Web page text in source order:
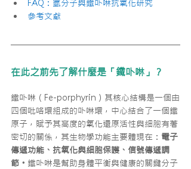
FAQ：氫分子與鐵卟啉抗氧化研究
參考文獻
在此之前先了解什麼是「鐵卟啉」？
鐵卟啉（Fe-porphyrin）其核心結構是一個由
四個吡咯環組成的卟啉環，中心結合了一個鐵
原子，賦予其高度的氧化還原活性與細胞有著
密切的關係，其生物學功能主要體現在： 電子
傳遞功能、抗氧化與細胞保護、信號傳遞調
節。 鐵卟啉是幫助身體平衡與健康的關鍵分子